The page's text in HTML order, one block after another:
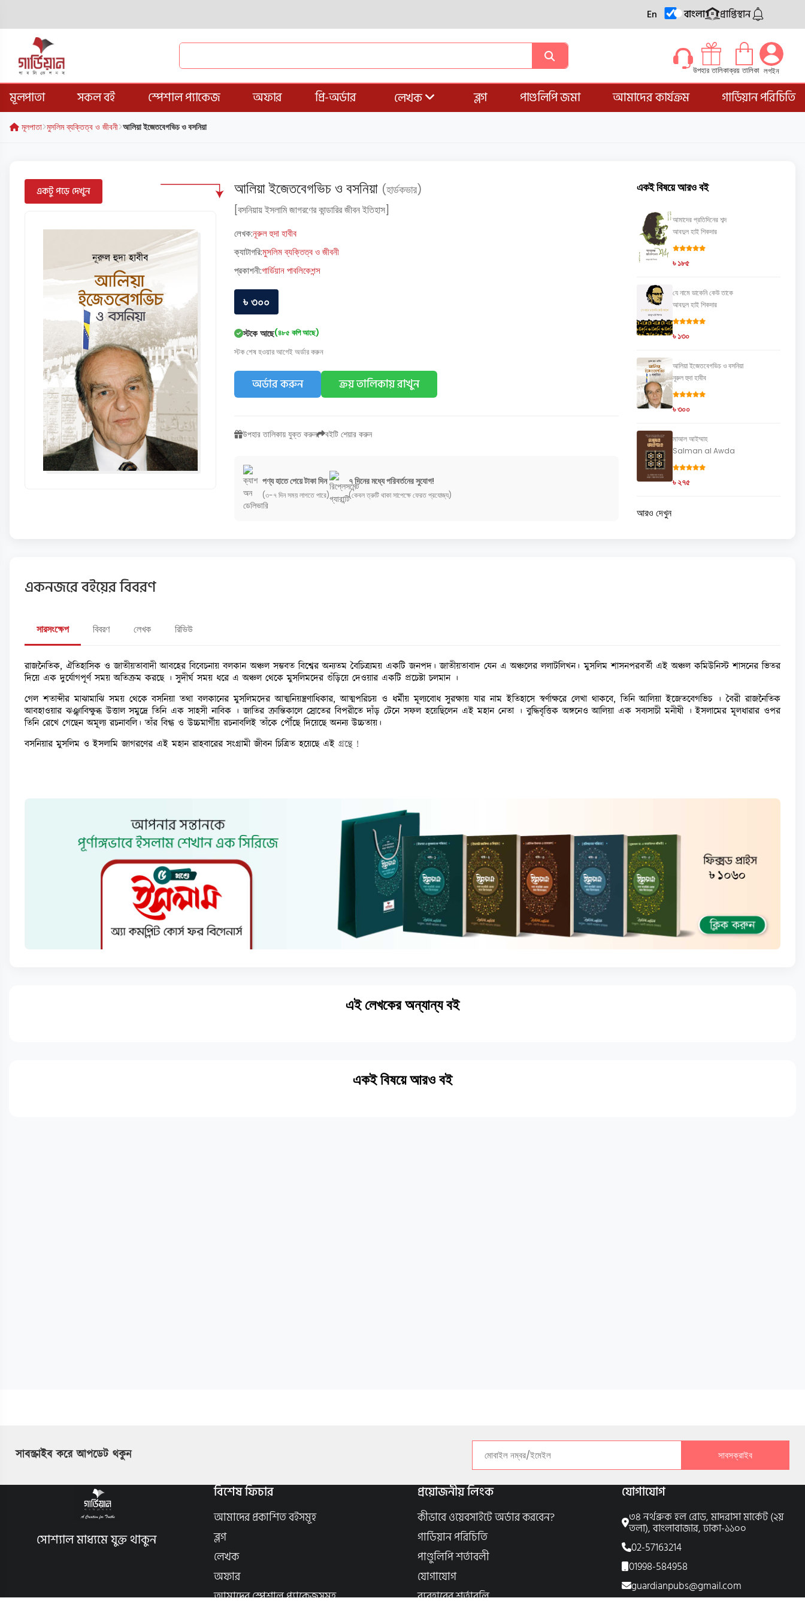
En বাংলা প্রাপ্তিস্থান
উপহার তালিকাক্রয় তালিকা লগইন
মূলপাতা সকল বই স্পেশাল প্যাকেজ অফার প্রি-অর্ডার লেখক ব্লগ পাণ্ডলিপি জমা আমাদের কার্যক্রম গার্ডিয়ান পরিচিতি
মূলপাতা মুসলিম ব্যক্তিত্ব ও জীবনী আলিয়া ইজেতবেগভিচ ও বসনিয়া
একটু পড়ে দেখুন আলিয়া ইজেতবেগভিচ ও বসনিয়া (হার্ডকভার)
[বসনিয়ায় ইসলামি জাগরণের কান্ডারির জীবন ইতিহাস]
লেখক:নূরুল হুদা হাবীব
ক্যাটাগরি:মুসলিম ব্যক্তিত্ব ও জীবনী
প্রকাশনী:গার্ডিয়ান পাবলিকেশন্স
৳ ৩০০
স্টকে আছে(৪৮৫ কপি আছে)
স্টক শেষ হওয়ার আগেই অর্ডার করুন
অর্ডার করুন ক্রয় তালিকায় রাখুন
উপহার তালিকায় যুক্ত করুন বইটি শেয়ার করুন
পণ্য হাতে পেয়ে টাকা দিন
(৩-৭ দিন সময় লাগতে পারে)
৭ দিনের মধ্যে পরিবর্তনের সুযোগ!
(কেবল ত্রুটি থাকা সাপেক্ষে ফেরত প্রযোজ্য)
একই বিষয়ে আরও বই
আমাদের প্রতিদিনের শব্দ
আবদুল হাই শিকদার
৳ ১৮৫
যে নামে ডাকেনি কেউ তাকে
আবদুল হাই শিকদার
৳ ১৩০
আলিয়া ইজেতবেগভিচ ও বসনিয়া
নূরুল হুদা হাবীব
৳ ৩০০
মাআল আইম্মাহ
Salman al Awda
৳ ২৭৫
আরও দেখুন
একনজরে বইয়ের বিবরণ
সারসংক্ষেপ বিবরণ লেখক রিভিউ
রাজনৈতিক, ঐতিহাসিক ও জাতীয়তাবাদী আবহের বিবেচনায় বলকান অঞ্চল সম্ভবত বিশ্বের অন্যতম বৈচিত্র্যময় একটি জনপদ। জাতীয়তাবাদ যেন এ অঞ্চলের ললাটলিখন। মুসলিম শাসনপরবর্তী এই অঞ্চল কমিউনিস্ট শাসনের ভিতর
দিয়ে এক দুর্যোগপূর্ণ সময় অতিক্রম করছে । সুদীর্ঘ সময় ধরে এ অঞ্চল থেকে মুসলিমদের গুঁড়িয়ে দেওয়ার একটি প্রচেষ্টা চলমান ।
গেল শতাব্দীর মাঝামাঝি সময় থেকে বসনিয়া তথা বলকানের মুসলিমদের আত্মনিয়ন্ত্রণাধিকার, আত্মপরিচয় ও ধর্মীয় মূল্যবোধ সুরক্ষায় যার নাম ইতিহাসে স্বর্ণাক্ষরে লেখা থাকবে, তিনি আলিয়া ইজেতবেগভিচ । বৈরী রাজনৈতিক
আবহাওয়ার ঝঞ্ঝাবিক্ষুব্ধ উত্তাল সমুদ্রে তিনি এক সাহসী নাবিক । জাতির ক্রান্তিকালে স্রোতের বিপরীতে দাঁড় টেনে সফল হয়েছিলেন এই মহান নেতা । বুদ্ধিবৃত্তিক অঙ্গনেও আলিয়া এক সব্যসাচী মনীষী । ইসলামের মূলধারার ওপর
তিনি রেখে গেছেন অমূল্য রচনাবলি। তাঁর বিগ্ধ ও উচ্চমার্গীয় রচনাবলিই তাঁকে পৌঁছে দিয়েছে অনন্য উচ্চতায়।
বসনিয়ার মুসলিম ও ইসলামি জাগরণের এই মহান রাহবারের সংগ্রামী জীবন চিত্রিত হয়েছে এই গ্রন্থে !
এই লেখকের অন্যান্য বই
একই বিষয়ে আরও বই
সাবস্ক্রাইব করে আপডেট থকুন সাবসক্রাইব
সোশ্যাল মাধ্যমে যুক্ত থাকুন
বিশেষ ফিচার
আমাদের প্রকাশিত বইসমূহ
ব্লগ
লেখক
অফার
আমাদের স্পেশাল প্যাকেজসমূহ
প্রয়োজনীয় লিংক
কীভাবে ওয়েবসাইটে অর্ডার করবেন?
গার্ডিয়ান পরিচিতি
পাণ্ডুলিপি শর্তাবলী
যোগাযোগ
ব্যবহারের শর্তাবলি
যোগাযোগ
৩৪ নর্থব্রুক হল রোড, মাদরাসা মার্কেট (২য়
তলা), বাংলাবাজার, ঢাকা-১১০০
02-57163214
01998-584958
guardianpubs@gmail.com